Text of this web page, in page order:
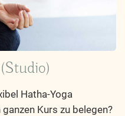
Hatha-Yoga
Kurs zu belegen?